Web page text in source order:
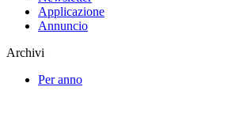
Applicazione
Annuncio
Archivi
Per anno